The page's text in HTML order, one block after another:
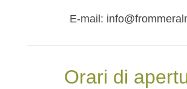
E-mail:
Orari di